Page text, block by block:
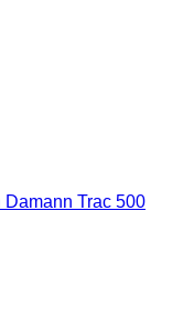
Damann Trac 500